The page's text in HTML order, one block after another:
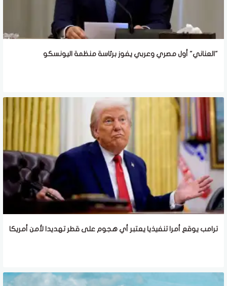
"العناني" أول مصري وعربي يفوز برئاسة منظمة اليونسكو
ترامب يوقع أمرا تنفيذيا يعتبر أي هجوم على قطر تهديدا لأمن أمريكا